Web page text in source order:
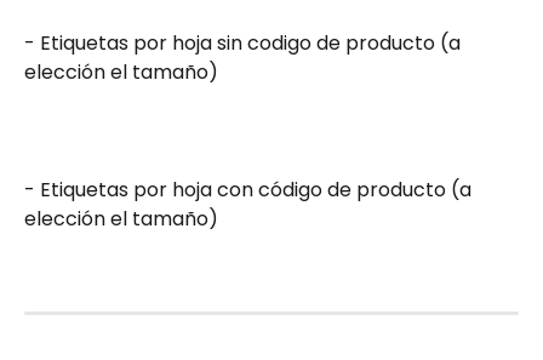
- Etiquetas por hoja sin codigo de producto (a
elección el tamaño)
- Etiquetas por hoja con código de producto (a
elección el tamaño)